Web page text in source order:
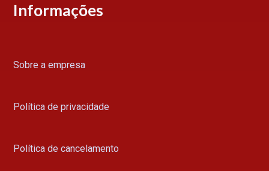
Informações
Sobre a empresa
Política de privacidade
Política de cancelamento